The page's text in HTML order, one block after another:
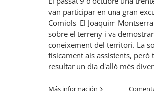
van participar en una gran
Comiols. El Joaquim
sobre el terreny i va
coneixement del territori. La
físicament als assistents, però
resultar un dia d'allò més
Más información